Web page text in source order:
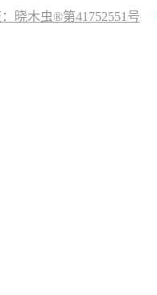
晓木虫®第41752551号